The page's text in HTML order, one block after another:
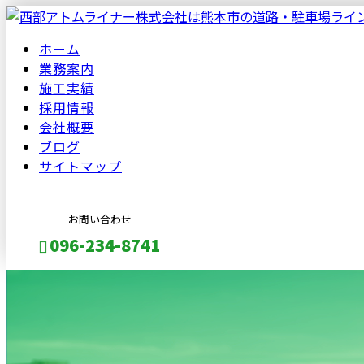
ホーム
業務案内
施工実績
採用情報
会社概要
ブログ
サイトマップ
お問い合わせ
096-234-8741